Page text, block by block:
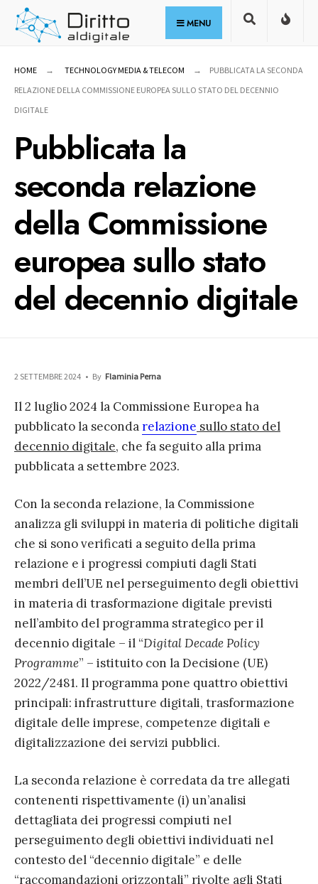
Skip
MENU
HOME TECHNOLOGY MEDIA & TELECOM
PUBBLICATA LA SECONDA
RELAZIONE DELLA COMMISSIONE EUROPEA SULLO STATO DEL DECENNIO
DIGITALE
Pubblicata la
seconda relazione
della Commissione
europea sullo stato
del decennio digitale
2 SETTEMBRE 2024 • By Flaminia Perna
Il 2 luglio 2024 la Commissione Europea ha
pubblicato la secondarelazione sullo stato del
decennio digitale, che fa seguito alla prima
pubblicata a settembre 2023.
Con la seconda relazione, la Commissione
analizza gli sviluppi in materia di politiche digitali
che si sono verificati a seguito della prima
relazione e i progressi compiuti dagli Stati
membri dell’UE nel perseguimento degli obiettivi
in materia di trasformazione digitale previsti
nell’ambito del programma strategico per il
decennio digitale – il “Digital Decade Policy
Programme” – istituito con la Decisione (UE)
2022/2481. Il programma pone quattro obiettivi
principali: infrastrutture digitali, trasformazione
digitale delle imprese, competenze digitali e
digitalizzazione dei servizi pubblici.
La seconda relazione è corredata da tre allegati
contenenti rispettivamente (i) un’analisi
dettagliata dei progressi compiuti nel
perseguimento degli obiettivi individuati nel
contesto del “decennio digitale” e delle
“raccomandazioni orizzontali” rivolte agli Stati